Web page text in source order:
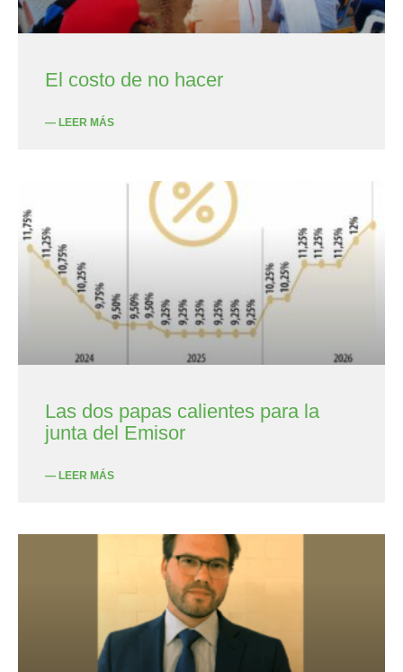
El costo de no hacer
— LEER MÁS
Las dos papas calientes para la
junta del Emisor
— LEER MÁS